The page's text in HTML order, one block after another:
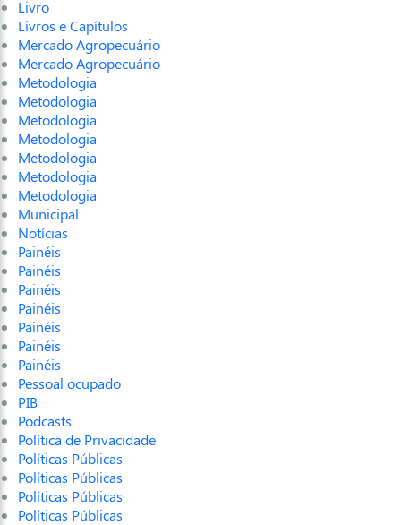
Livro
Livros e Capítulos
Mercado Agropecuário
Mercado Agropecuário
Metodologia
Metodologia
Metodologia
Metodologia
Metodologia
Metodologia
Metodologia
Municipal
Notícias
Painéis
Painéis
Painéis
Painéis
Painéis
Painéis
Painéis
Pessoal ocupado
PIB
Podcasts
Política de Privacidade
Políticas Públicas
Políticas Públicas
Políticas Públicas
Políticas Públicas